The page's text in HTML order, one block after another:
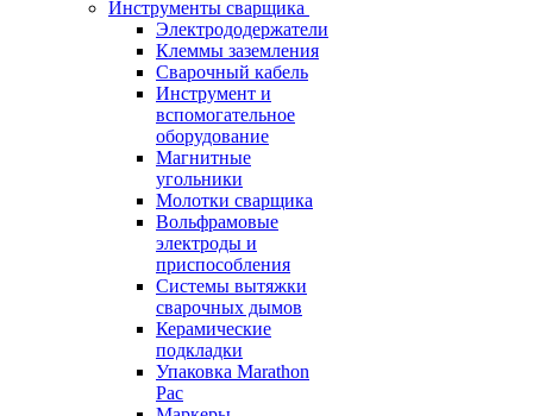
Инструменты сварщика
Электрододержатели
Клеммы заземления
Сварочный кабель
Инструмент и
вспомогательное
оборудование
Магнитные
угольники
Молотки сварщика
Вольфрамовые
электроды и
приспособления
Системы вытяжки
сварочных дымов
Керамические
подкладки
Упаковка Marathon
Pac